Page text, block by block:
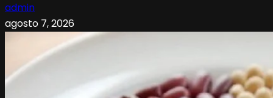
admin
agosto 7, 2026